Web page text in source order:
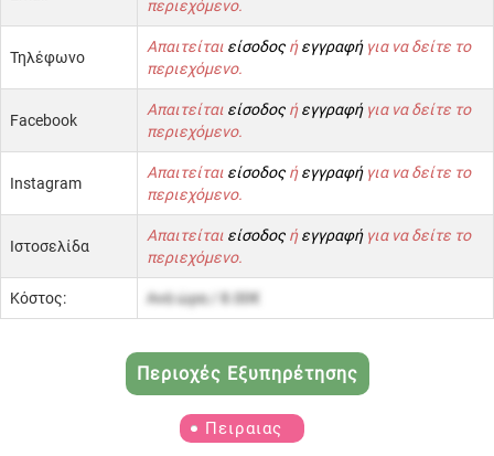
περιεχόμενο.
Τηλέφωνο
Απαιτείται είσοδος ήεγγραφή για να δείτε το
περιεχόμενο.
Facebook
Απαιτείται είσοδος ήεγγραφή για να δείτε το
περιεχόμενο.
Instagram
Απαιτείται είσοδος ήεγγραφή για να δείτε το
περιεχόμενο.
Ιστοσελίδα
Απαιτείται είσοδος ήεγγραφή για να δείτε το
περιεχόμενο.
Κόστος: Ανά ώρα / 8.00€
Περιοχές Εξυπηρέτησης
Πειραιας